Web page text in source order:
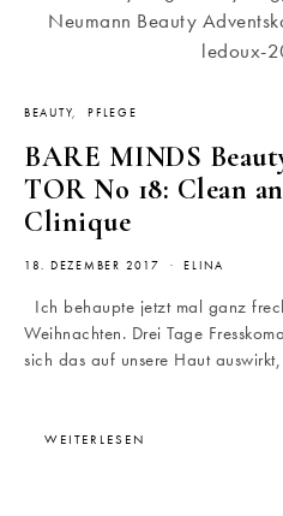
BEAUTY PFLEGE
BARE MINDS
TOR No 18: Clean
Clinique
18. DEZEMBER 2017 ELINA
Ich behaupte jetzt mal ganz
Weihnachten. Drei Tage
sich das auf unsere Haut
WEITERLESEN